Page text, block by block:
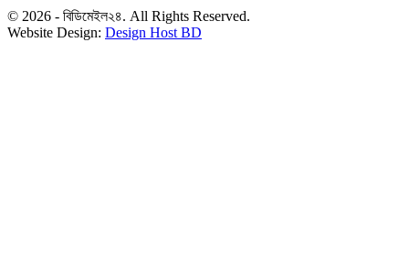
হারিয়ে যাচ্ছে বাংলার চেনা বেতফল
© 2026 - বিডিমেইল২৪. All Rights Reserved.
Website Design: Design Host BD